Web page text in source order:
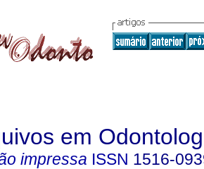
em
impressa ISSN 1516-